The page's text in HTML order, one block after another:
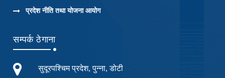
प्रदेश नीति तथा योजना आयोग
सम्पर्क ठेगाना
सुदूरपश्चिम प्रदेश, पुन्ना, डोटी